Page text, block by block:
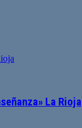
La Rioja